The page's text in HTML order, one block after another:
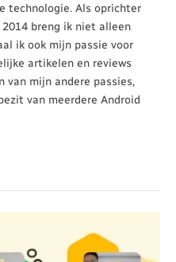
technologie. Als oprichter
breng ik niet alleen
ik ook mijn passie voor
artikelen en reviews
van mijn andere passies,
van meerdere Android